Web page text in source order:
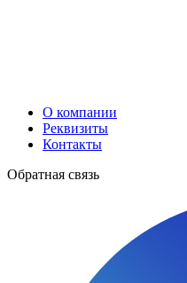
О компании
Реквизиты
Контакты
Обратная связь